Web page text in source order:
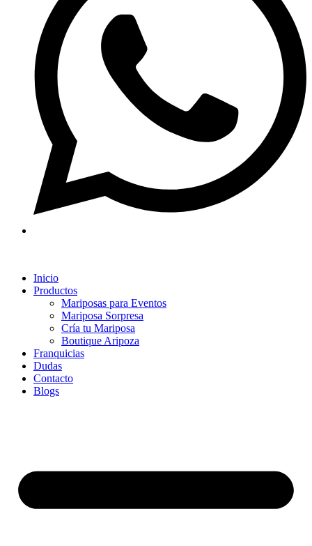
Inicio
Productos
Mariposas para Eventos
Mariposa Sorpresa
Cría tu Mariposa
Boutique Aripoza
Franquicias
Dudas
Contacto
Blogs